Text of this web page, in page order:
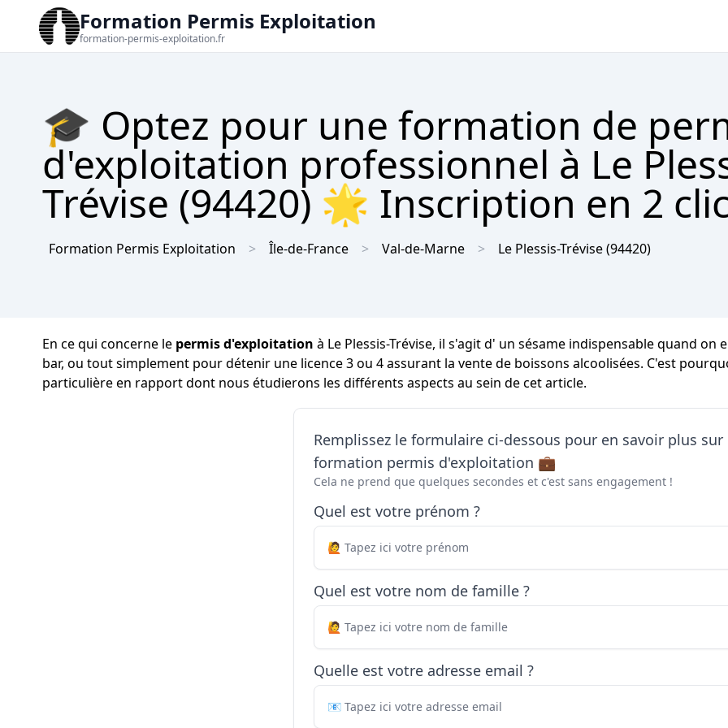
Formation Permis Exploitation
formation-permis-exploitation.fr
🎓 Optez pour une formation de
d'exploitation professionnel à Le
Trévise (94420) 🌟 Inscription en 2
Formation Permis Exploitation Île-de-France Val-de-Marne Le Plessis-Trévise(94420)
En ce qui concerne le permis d'exploitation à Le Plessis-Trévise, il s'agit d' un sésame indispensable quand
bar, ou tout simplement pour détenir une licence 3 ou 4 assurant la vente de boissons alcoolisées. C'est
particulière en rapport dont nous étudierons les différents aspects au sein de cet article.
Remplissez le formulaire ci-dessous pour en savoir plus sur
formation permis d'exploitation 💼
Cela ne prend que quelques secondes et c'est sans engagement !
Quel est votre prénom ?
Quel est votre nom de famille ?
Quelle est votre adresse email ?